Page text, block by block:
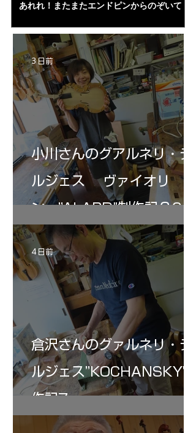
あれれ！またまたエンドピンからのぞいて
ペーパー１００゜で徹底して削る。やっと光
が消えた。にかわで再度閉じる。消えた――
の小川さんの笑顔が満開となる・・。いよい
よ来週からニス塗りか？
小川さんのグアルネリ・デ
ルジェス ヴァイオリ
ン ”ALARD"制作記３6
3 日前
倉沢さんのグァルネリ・デ
ルジェス”KOCHANSKY"制
作記7
4 日前